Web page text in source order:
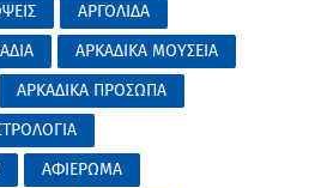
ΑΡΓΟΛΙΔΑ
ΑΡΚΑΔΙΚΑ ΜΟΥΣΕΙΑ
ΑΡΚΑΔΙΚΑ ΠΡΟΣΩΠΑ
ΑΦΙΕΡΩΜΑ